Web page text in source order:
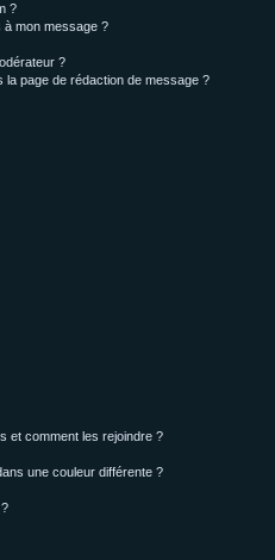
?
à mon message ?
?
la page de rédaction de message ?
et comment les rejoindre ?
une couleur différente ?